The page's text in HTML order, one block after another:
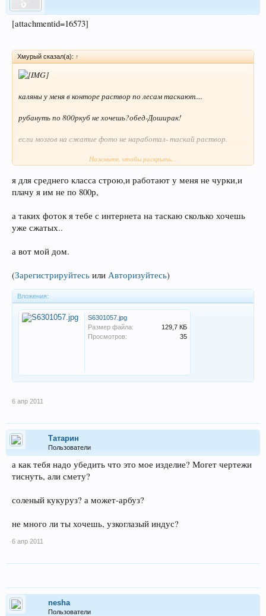
[attachmentid=16573]
Хмурый сказал(а): ↑
каляны у меня в конторе раствор по лесам таскают....
рубануть по 800ркуб не хочешь?обед-Доширак!
если мозгов на сжатие фото не наработал- таскай раствор.
Нажмите, чтобы раскрыть...
я для среднего класса строю,и работают у меня не чурки,и
плачу я им не по 800р,
а таких фоток я тебе с интернета на таскаю сколько хочешь
уже сжатых..
а вот мой дом.
(Зарегистрируйтесь или Авторизуйтесь)
Вложения:
S6301057.jpg
Размер файла:
129,7 КБ
Просмотров:
35
6 апр 2011
Татарин
Пользователи
а как тебя надо убедить что это мое изделие? Могет чертежи
тиснуть, али смету?
соленый кукуруз? а может-арбуз?
не много ли ты хочешь, узкоглазый индус?
6 апр 2011
nesha
Пользователи